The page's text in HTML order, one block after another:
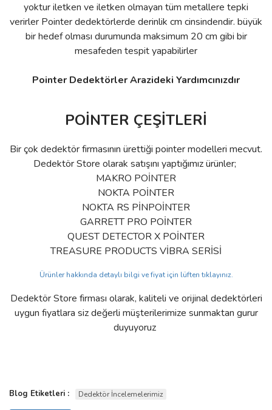
yoktur iletken ve iletken olmayan tüm metallere tepki
verirler Pointer dedektörlerde derinlik cm cinsindendir. büyük
bir hedef olması durumunda maksimum 20 cm gibi bir
mesafeden tespit yapabilirler
Pointer Dedektörler Arazideki Yardımcınızdır
POİNTER ÇEŞİTLERİ
Bir çok dedektör firmasının ürettiği pointer modelleri mecvut.
Dedektör Store olarak satışını yaptığımız ürünler;
MAKRO POİNTER
NOKTA POİNTER
NOKTA RS PİNPOİNTER
GARRETT PRO POİNTER
QUEST DETECTOR X POİNTER
TREASURE PRODUCTS VİBRA SERİSİ
Ürünler hakkında detaylı bilgi ve fiyat için lüften tıklayınız.
Dedektör Store firması olarak, kaliteli ve orijinal dedektörleri
uygun fiyatlara siz değerli müşterilerimize sunmaktan gurur
duyuyoruz
Blog Etiketleri : Dedektör İncelemelerimiz